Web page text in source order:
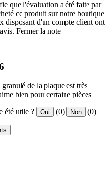
que l'évaluation a été faite par
ce produit sur notre boutique
disposant d'un compte client ont
Fermer la note
de la plaque est très
bien pour certaine pièces
été utile ? Oui (0) Non (0)